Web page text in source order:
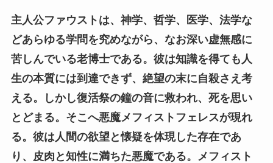
主人公ファウストは、神学、哲学、医学、法学な
どあらゆる学問を究めながら、なお深い虚無感に
苦しんでいる老博士である。彼は知識を得ても人
生の本質には到達できず、絶望の末に自殺さえ考
える。しかし復活祭の鐘の音に救われ、死を思い
とどまる。そこへ悪魔メフィストフェレスが現れ
る。彼は人間の欲望と懐疑を体現した存在であ
り、皮肉と知性に満ちた悪魔である。メフィスト